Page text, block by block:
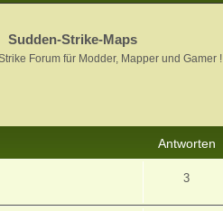
Sudden-Strike-Maps
Forum für Modder, Mapper und Gamer !
Antworten
3